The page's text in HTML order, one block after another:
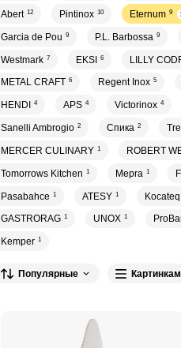
Abert 12 Pintinox 10 Eternum 9
Garcia de Pou 9 P.L. Barbossa 9
Westmark 7 EKSI 6 LILLY
METAL CRAFT 6 Regent Inox 5
HENDI 4 APS 4 Victorinox 4
Sanelli Ambrogio 2 Спика 2
MERCER CULINARY 1 ROBERT
Tomorrows Kitchen 1 Mepra 1
Pasabahce 1 ATESY 1 Kocateq
GASTRORAG 1 UNOX 1
Kemper 1
Популярные